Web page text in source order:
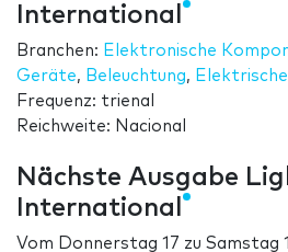
International
Branchen: Elektronische
Geräte, Beleuchtung,
Frequenz: trienal
Reichweite: Nacional
Nächste Ausgabe
International
Vom Donnerstag 17 zu Samstag